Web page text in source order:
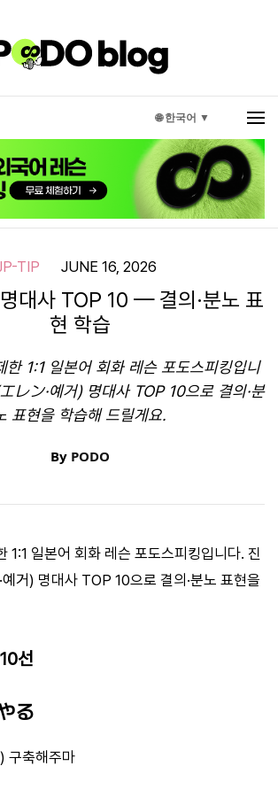
🌐 한국어 ▼
TIP JUNE 16, 2026
대사 TOP 10 — 결의·분노 표
현 학습
한 1:1 일본어 회화 레슨 포도스피킹입니
レン·예거) 명대사 TOP 10으로 결의·분
표현을 학습해 드릴게요.
By PODO
1:1 일본어 회화 레슨 포도스피킹입니다. 진
거) 명대사 TOP 10으로 결의·분노 표현을
선
る
구축해주마